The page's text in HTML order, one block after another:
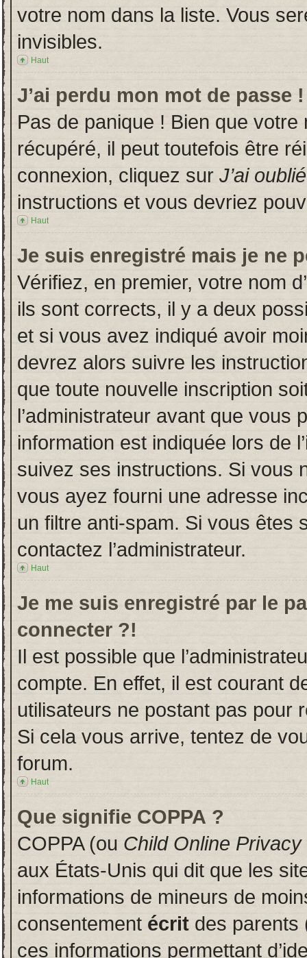
votre nom dans la liste. Vous
invisibles.
Haut
J’ai perdu mon mot de passe !
Pas de panique ! Bien que
récupéré, il peut toutefois être
connexion, cliquez sur J’ai
instructions et vous devriez
Haut
Je suis enregistré mais je ne
Vérifiez, en premier, votre nom
ils sont corrects, il y a deux
et si vous avez indiqué avoir
devrez alors suivre les
que toute nouvelle inscription
l’administrateur avant que vous
information est indiquée lors de
suivez ses instructions. Si vous
vous ayez fourni une adresse
un filtre anti-spam. Si vous êtes
contactez l’administrateur.
Haut
Je me suis enregistré par le
connecter ?!
Il est possible que
compte. En effet, il est courant
utilisateurs ne postant pas pour
Si cela vous arrive, tentez de
forum.
Haut
Que signifie COPPA ?
COPPA (ou Child Online
aux États-Unis qui dit que les
informations de mineurs de
consentement écrit des parents
ces informations permettant